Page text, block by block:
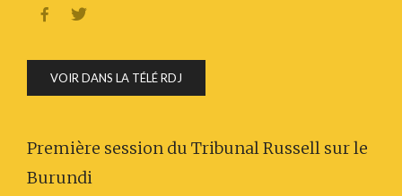
 
VOIR DANS LA TÉLÉ RDJ
Première session du Tribunal Russell sur le
Burundi